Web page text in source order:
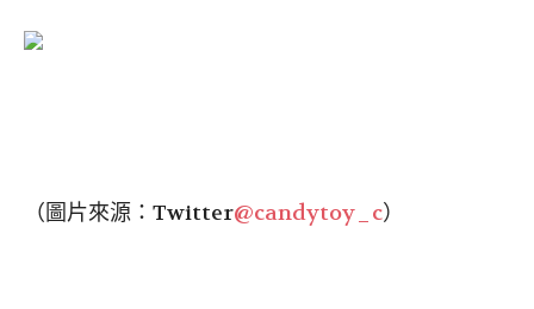
（圖片來源：Twitter@candytoy_c）